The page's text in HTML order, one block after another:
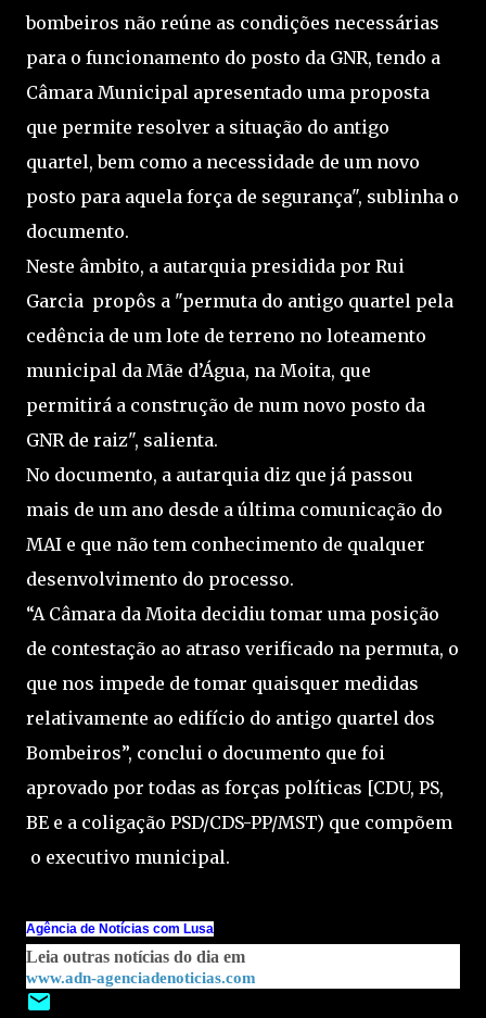
bombeiros não reúne as condições necessárias
para o funcionamento do posto da GNR, tendo a
Câmara Municipal apresentado uma proposta
que permite resolver a situação do antigo
quartel, bem como a necessidade de um novo
posto para aquela força de segurança", sublinha o
documento.
Neste âmbito, a autarquia presidida por Rui
Garcia propôs a "permuta do antigo quartel pela
cedência de um lote de terreno no loteamento
municipal da Mãe d’Água, na Moita, que
permitirá a construção de num novo posto da
GNR de raiz", salienta.
No documento, a autarquia diz que já passou
mais de um ano desde a última comunicação do
MAI e que não tem conhecimento de qualquer
desenvolvimento do processo.
“A Câmara da Moita decidiu tomar uma posição
de contestação ao atraso verificado na permuta, o
que nos impede de tomar quaisquer medidas
relativamente ao edifício do antigo quartel dos
Bombeiros”, conclui o documento que foi
aprovado por todas as forças políticas [CDU, PS,
BE e a coligação PSD/CDS-PP/MST) que compõem
o executivo municipal.
Agência de Notícias com Lusa
Leia outras notícias do dia em
www.adn-agenciadenoticias.com